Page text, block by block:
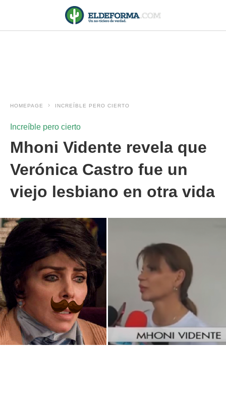
HOMEPAGE INCREÍBLE PERO CIERTO
Increíble pero cierto
Mhoni Vidente revela que
Verónica Castro fue un
viejo lesbiano en otra vida